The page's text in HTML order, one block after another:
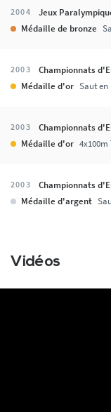
2004 Jeux
Médaille de bronze
2003 Championnats
Médaille d'or Saut en
2003 Championnats
Médaille d'or 4x100m
2003 Championnats
Médaille d'argent
Vidéos